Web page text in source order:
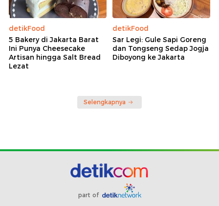
detikFood
5 Bakery di Jakarta Barat
Ini Punya Cheesecake
Artisan hingga Salt Bread
Lezat
detikFood
Sar Legi: Gule Sapi Goreng
dan Tongseng Sedap Jogja
Diboyong ke Jakarta
Selengkapnya
part of